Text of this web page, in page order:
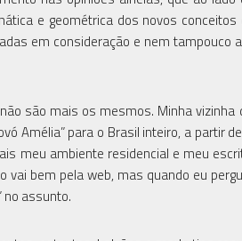
e geométrica dos novos
em consideração e nem tampouco
são mais os mesmos. Minha vizinha
Amélia” para o Brasil inteiro, a partir
meu ambiente residencial e meu
bem pela web, mas quando eu
no assunto.